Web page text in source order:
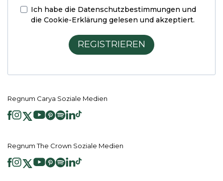
Ich habe die Datenschutzbestimmungen und
die Cookie-Erklärung gelesen und akzeptiert.
REGISTRIEREN
Regnum Carya Soziale Medien
Regnum The Crown Soziale Medien